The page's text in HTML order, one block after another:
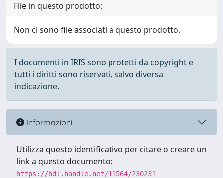
File in questo prodotto:
Non ci sono file associati a questo prodotto.
I documenti in IRIS sono protetti da copyright e
tutti i diritti sono riservati, salvo diversa
indicazione.
Informazioni
Utilizza questo identificativo per citare o creare un
link a questo documento:
https://hdl.handle.net/11564/230231